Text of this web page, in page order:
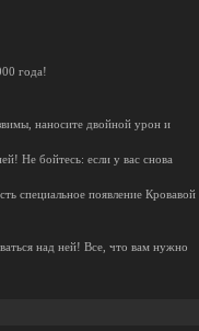
года!
наносите двойной урон и
Не бойтесь: если у вас снова
специальное появление Кровавой
над ней! Все, что вам нужно